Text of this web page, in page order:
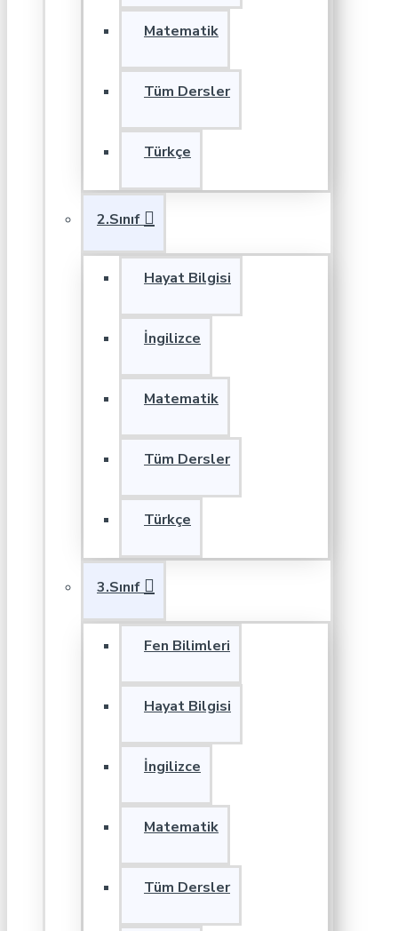
Matematik
Tüm Dersler
Türkçe
2.Sınıf
Hayat Bilgisi
İngilizce
Matematik
Tüm Dersler
Türkçe
3.Sınıf
Fen Bilimleri
Hayat Bilgisi
İngilizce
Matematik
Tüm Dersler